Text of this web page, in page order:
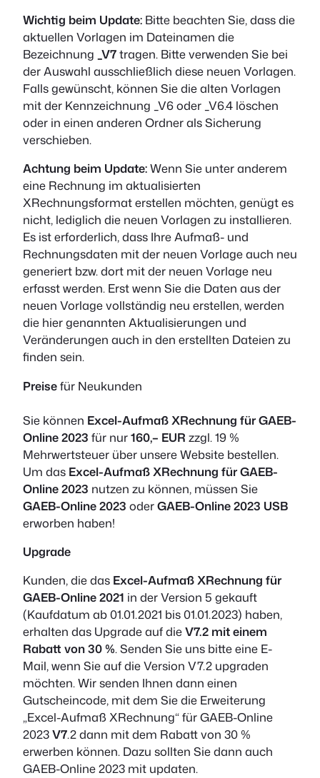
Wichtig beim Update: Bitte beachten Sie, dass die
aktuellen Vorlagen im Dateinamen die
Bezeichnung _V7tragen. Bitte verwenden Sie bei
der Auswahl ausschließlich diese neuen Vorlagen.
Falls gewünscht, können Sie die alten Vorlagen
mit der Kennzeichnung _V6 oder _V6.4 löschen
oder in einen anderen Ordner als Sicherung
verschieben.
Achtung beim Update:Wenn Sie unter anderem
eine Rechnung im aktualisierten
XRechnungsformat erstellen möchten, genügt es
nicht, lediglich die neuen Vorlagen zu installieren.
Es ist erforderlich, dass Ihre Aufmaß- und
Rechnungsdaten mit der neuen Vorlage auch neu
generiert bzw. dort mit der neuen Vorlage neu
erfasst werden. Erst wenn Sie die Daten aus der
neuen Vorlage vollständig neu erstellen, werden
die hier genannten Aktualisierungen und
Veränderungen auch in den erstellten Dateien zu
finden sein.
Preisefür Neukunden
Sie können Excel-Aufmaß XRechnung für GAEB-
Online 2023 für nur160,– EUR zzgl. 19 %
Mehrwertsteuer über unsere Website bestellen.
Um das Excel-Aufmaß XRechnung für GAEB-
Online 2023 nutzen zu können, müssen Sie
GAEB-Online 2023 oderGAEB-Online 2023 USB
erworben haben!
Upgrade
Kunden, die das Excel-Aufmaß XRechnung für
GAEB-Online 2021 in der Version 5 gekauft
(Kaufdatum ab 01.01.2021 bis 01.01.2023) haben,
erhalten das Upgrade auf dieV7.2 mit einem
Rabatt von 30 %. Senden Sie uns bitte eine E-
Mail, wenn Sie auf die Version V7.2 upgraden
möchten. Wir senden Ihnen dann einen
Gutscheincode, mit dem Sie die Erweiterung
„Excel-Aufmaß XRechnung“ für GAEB-Online
2023V7.2 dann mit dem Rabatt von 30 %
erwerben können. Dazu sollten Sie dann auch
GAEB-Online 2023 mit updaten.